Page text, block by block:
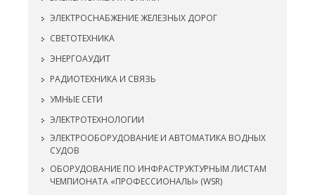
ЭЛЕКТРОСНАБЖЕНИЕ ЖЕЛЕЗНЫХ ДОРОГ
СВЕТОТЕХНИКА
ЭНЕРГОАУДИТ
РАДИОТЕХНИКА И СВЯЗЬ
УМНЫЕ СЕТИ
ЭЛЕКТРОТЕХНОЛОГИИ
ЭЛЕКТРООБОРУДОВАНИЕ И АВТОМАТИКА ВОДНЫХ
СУДОВ
ОБОРУДОВАНИЕ ПО ИНФРАСТРУКТУРНЫМ ЛИСТАМ
ЧЕМПИОНАТА «ПРОФЕССИОНАЛЫ» (WSR)